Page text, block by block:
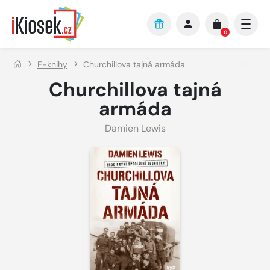
Přejít na hlavní obsah
0
E-knihy Churchillova tajná armáda
Churchillova tajná
armáda
Damien Lewis